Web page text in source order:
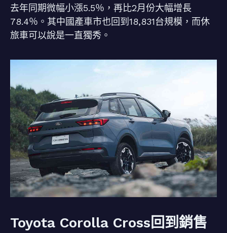
去年同期微幅小漲5.5％，再比2月份大幅增長
78.4％。其中國產車市也回到18,831台規模，而休
旅車可以說是一直獨秀。
Toyota Corolla Cross回到銷售